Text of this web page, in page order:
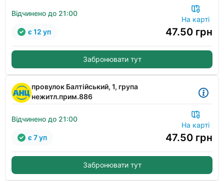
Відчинено до 21:00
На карті
47.50 грн
є 12 уп
Забронювати тут
провулок Балтійський, 1, група
нежитл.прим.886
Відчинено до 21:00
На карті
47.50 грн
є 7 уп
Забронювати тут